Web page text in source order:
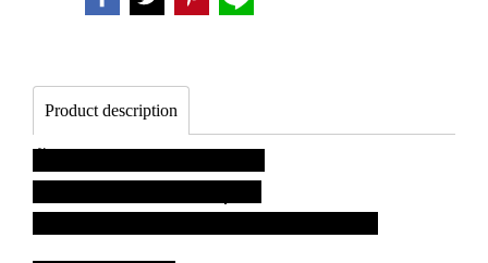
Product description